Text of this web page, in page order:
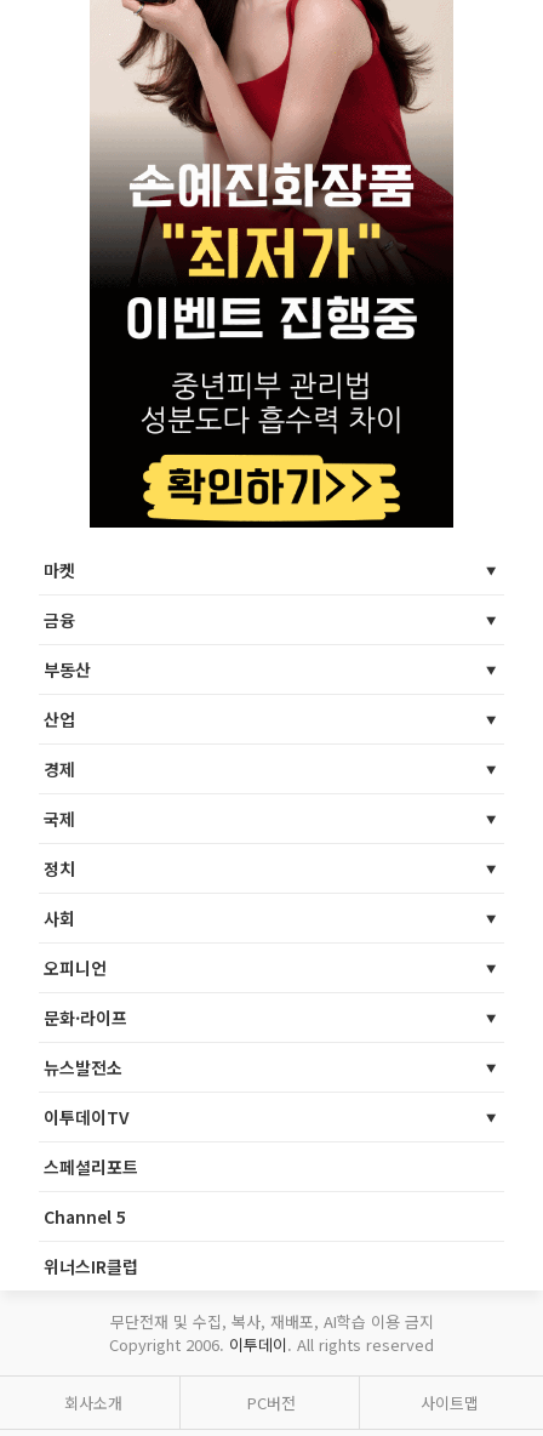
마켓
금융
부동산
산업
경제
국제
정치
사회
오피니언
문화·라이프
뉴스발전소
이투데이TV
스페셜리포트
Channel 5
위너스IR클럽
무단전재 및 수집, 복사, 재배포, AI학습 이용 금지
Copyright 2006. 이투데이. All rights reserved
회사소개 PC버전 사이트맵